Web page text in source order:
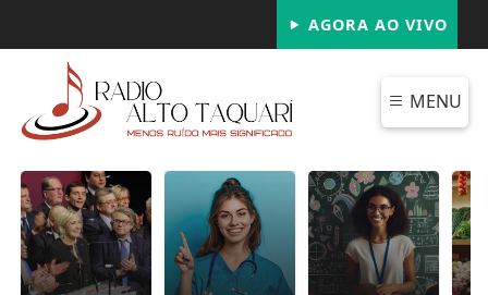
AGORA AO VIVO
MENU